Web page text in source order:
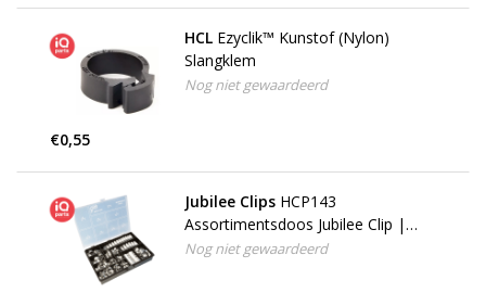
HCL Ezyclik™ Kunstof (Nylon)
Slangklem
Nog niet gewaardeerd
€0,55
Jubilee Clips HCP143
Assortimentsdoos Jubilee Clip |
Workshop Pack | W1
Nog niet gewaardeerd